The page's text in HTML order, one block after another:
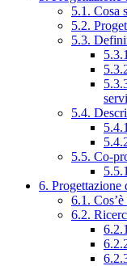
5.1. Cosa
5.2.
5.3.
5.4.
5.5. Co-
6. Progettazione
6.1.
6.2.